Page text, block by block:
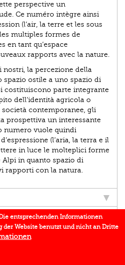
perspective un
Ce numéro intègre ainsi
(l’air, la terre et les sous
multiples formes de
en tant qu’espace
rapports avec la nature.
la percezione della
spazio ostile a uno spazio di
costituiscono parte integrante
dell’identità agricola o
contemporanee, gli
prospettiva un interessante
numero vuole quindi
(l’aria, la terra e il
in luce le molteplici forme
in quanto spazio di
rapporti con la natura.
entsprechenden Informationen
der Website benutzt und nicht an Dritte